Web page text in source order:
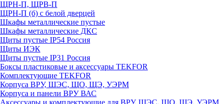
ЩРН-П, ЩРВ-П
ЩРН-П (б) с белой дверцей
Шкафы металлические пустые
Шкафы металлические ДКС
Щиты пустые IP54 Россия
Щиты ИЭК
Щиты пустые IP31 Россия
Боксы пластиковые и аксессуары TEKFOR
Комплектующие TEKFOR
Корпуса ВРУ, ШЭС, ЩО, ЩЭ, УЭРМ
Корпуса и панели ВРУ ВАС
Аксессуары и комплектующие для ВРУ, ШЭС, ЩО, ЩЭ, УЭРМ